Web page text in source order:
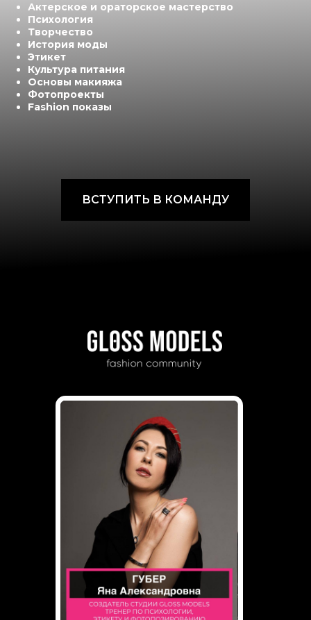
Актерское и ораторское мастерство
Психология
Творчество
История моды
Этикет
Культура питания
Основы макияжа
Фотопроекты
Fashion показы
ВСТУПИТЬ В КОМАНДУ